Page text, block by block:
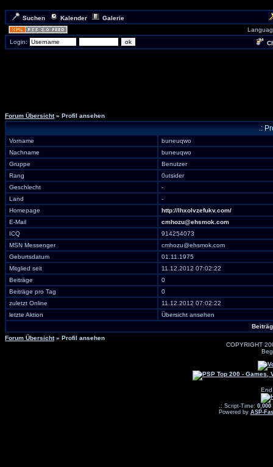
Suchen Kalender
Galerie
Login:
Forum Übersicht» Profil ansehen
.:
Vorname
buneuqwo
Nachname
buneuqwo
Gruppe
Benutzer
Rang
0utsider
Geschlecht
-
Land
-
Homepage
http://lhxolvzefukv.com/
E-Mail
cmhozu@ehsmok.com
ICQ
914254073
MSN Messenger
cmhozu@ehsmok.com
Geburtsdatum
01.11.1975
Mitglied seit
11.12.2012 07:02:22
Beiträge
0
Beiträge pro Tag
0
zuletzt Online
11.12.2012 07:02:22
letzte Aktion
Übersicht ansehen
Forum Übersicht» Profil ansehen
COPYRIGHT
.: Script-Time: 0,000
Powered by ASP-